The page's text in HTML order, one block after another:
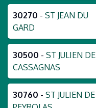
30270 - ST JEAN DU
GARD
30500 - ST JULIEN DE
CASSAGNAS
30760 - ST JULIEN DE